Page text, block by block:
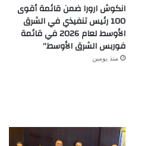
انكوش ارورا ضمن قائمة أقوى
100 رئيس تنفيذي في الشرق
الأوسط لعام 2026 في قائمة
فوربس الشرق الأوسط”
منذ يومين